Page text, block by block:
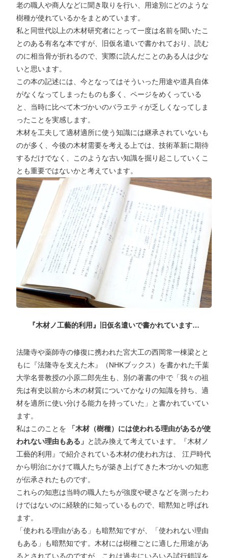
老の職人や商人などに聞き取りを行い、用途別にどのような
樹種が使れているかをまとめています。
私と同世代以上の木材研究者にとって一度は名前を聞いたこ
とのある有名な本ですが、旧仮名遣いで書かれており、読む
のに相当骨が折れるので、実際に読んだことのある人は少な
いと思います。
この本の記述には、今となってはそういった用途や道具自体
がなくなってしまったものも多く、ページをめくっている
と、当時に比べて木づかいのバラエティが乏しくなってしま
ったことを実感します。
木材を工夫して適材適所に使う知識には継承されていないも
のが多く、今後の木材需要を考える上では、技術革新に期待
するだけでなく、このような古い知識を掘り起こしていくこ
とも重要ではないかと考えています。
『木材ノ工藝的利用』旧仮名遣いで書かれています…
法隆寺や薬師寺の修復に携われた宮大工の西岡常一棟梁とと
もに『法隆寺を支えた木』（NHKブックス）を書かれた千葉
大学名誉教授の小原二郎先生も、別の著書の中で「我々の祖
先は有史以前から木の材質についてかなりの知識を持ち、適
材を適所に使い分ける能力を持っていた」と書かれていてい
ます。
私はこのことを
「木材（樹種）には使われる理由があるが使
われない理由もある」 と読み換えて考えています。『木材ノ
工藝的利用』で紹介されている木材の使われ方は、 江戸時代
から明治にかけて職人たちが築き上げてきた木づかいの知恵
が伝承されたものです。
これらの知恵は当時の職人たちが強度や硬さなどを測ったわ
けではないのに経験的に知っているもので、暗黙知と呼ばれ
ます。
「使われる理由がある」も暗黙知ですが、「使われない理由
もある」も暗黙知です。木材には樹種ごとに適した用途があ
るとされているのですが、これは過去にいろいろ試行錯誤を